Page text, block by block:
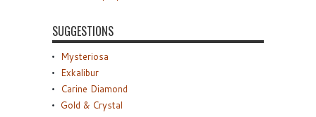
SUGGESTIONS
Mysteriosa
Exkalibur
Carine Diamond
Gold & Crystal